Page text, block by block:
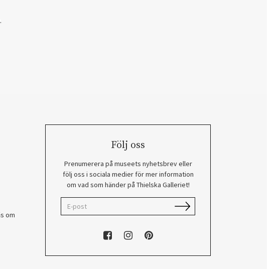
om
Följ oss
Prenumerera på museets nyhetsbrev eller
följ oss i sociala medier för mer information
om vad som händer på Thielska Galleriet!